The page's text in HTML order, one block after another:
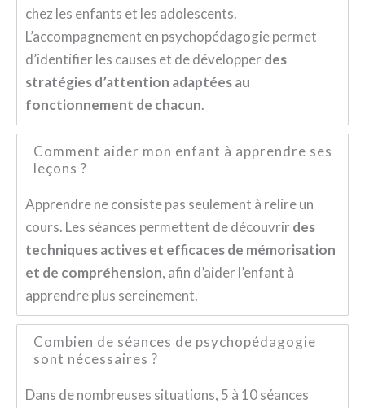
chez les enfants et les adolescents.
L’accompagnement en psychopédagogie permet
d’identifier les causes et de développer des
stratégies d’attention adaptées au
fonctionnement de chacun.
Comment aider mon enfant à apprendre ses
leçons ?
Apprendre ne consiste pas seulement à relire un
cours. Les séances permettent de découvrir des
techniques actives et efficaces de mémorisation
et de compréhension, afin d’aider l’enfant à
apprendre plus sereinement.
Combien de séances de psychopédagogie
sont nécessaires ?
Dans de nombreuses situations, 5 à 10 séances